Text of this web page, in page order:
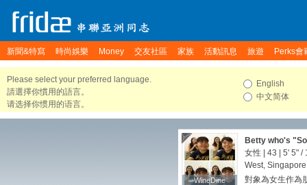
新聞&特寫 時尚娛樂 Money 交友社區 家族 活動訊息 旅遊 Perks會
Please select your preferred language.
請選擇你慣用的語言。
请选择你惯用的语言。
English
中文简体
WineDine
WineDine
Betty who's
女性 | 43 | 5' 5" /
West, Singapore
對象為女生作為